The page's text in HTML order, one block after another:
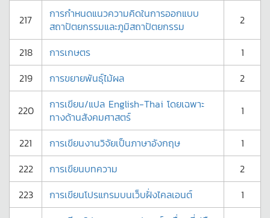
217
การกำหนดแนวความคิดในการออกแบบ
สถาปัตยกรรมและภูมิสถาปัตยกรรม
2
218 การเกษตร
1
219
การขยายพันธุ์ไม้ผล 2
220
การเขียน/แปล English-Thai โดยเฉพาะ
ทางด้านสังคมศาสตร์
1
221 การเขียนงานวิจัยเป็นภาษาอังกฤษ
1
222
การเขียนบทความ
2
223
การเขียนโปรแกรมบนเว็บฝั่งไคลเอนต์
1